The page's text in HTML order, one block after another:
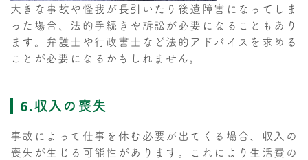
大きな事故や怪我が長引いたり後遺障害になってしま
った場合、法的手続きや訴訟が必要になることもあり
ます。弁護士や行政書士など法的アドバイスを求める
ことが必要になるかもしれません。
6.収入の喪失
事故によって仕事を休む必要が出てくる場合、収入の
喪失が生じる可能性があります。これにより生活費の